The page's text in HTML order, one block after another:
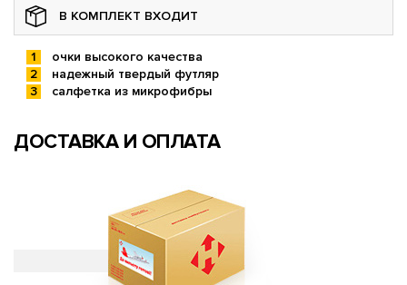
В КОМПЛЕКТ ВХОДИТ
очки высокого качества
надежный твердый футляр
салфетка из микрофибры
ДОСТАВКА И ОПЛАТА